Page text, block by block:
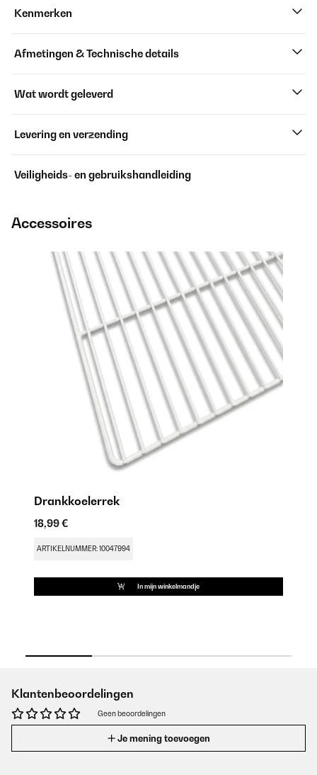
Kenmerken
Afmetingen & Technische details
Wat wordt geleverd
Levering en verzending
Veiligheids- en gebruikshandleiding
Accessoires
Drankkoelerrek
18,99 €
ARTIKELNUMMER: 10047994
In mijn winkelmandje
Klantenbeoordelingen
Geen beoordelingen
Je mening toevoegen